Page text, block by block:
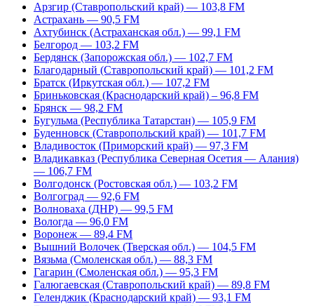
Арзгир (Ставропольский край) — 103,8 FM
Астрахань — 90,5 FM
Ахтубинск (Астраханская обл.) — 99,1 FM
Белгород — 103,2 FM
Бердянск (Запорожская обл.) — 102,7 FM
Благодарный (Ставропольский край) — 101,2 FM
Братск (Иркутская обл.) — 107,2 FM
Бриньковская (Краснодарский край) – 96,8 FM
Брянск — 98,2 FM
Бугульма (Республика Татарстан) — 105,9 FM
Буденновск (Ставропольский край) — 101,7 FM
Владивосток (Приморский край) — 97,3 FM
Владикавказ (Республика Северная Осетия — Алания)
— 106,7 FM
Волгодонск (Ростовская обл.) — 103,2 FM
Волгоград — 92,6 FM
Волноваха (ДНР) — 99,5 FM
Вологда — 96,0 FM
Воронеж — 89,4 FM
Вышний Волочек (Тверская обл.) — 104,5 FM
Вязьма (Смоленская обл.) — 88,3 FM
Гагарин (Смоленская обл.) — 95,3 FM
Галюгаевская (Ставропольский край) — 89,8 FM
Геленджик (Краснодарский край) — 93,1 FM